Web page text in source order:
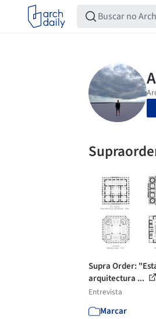
Supra Order:
arquitectura ...
Entrevista
Marcar